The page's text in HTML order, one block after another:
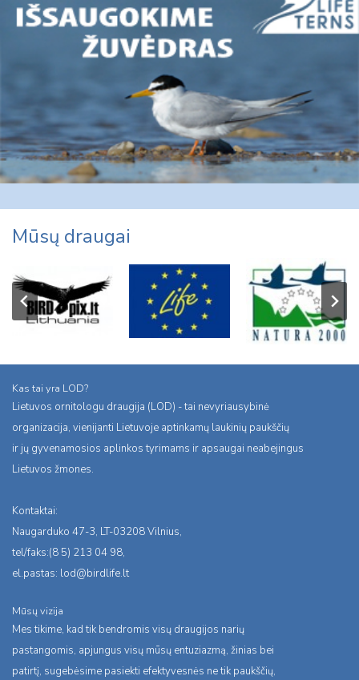
Mūsų draugai
Kas tai yra LOD?
Lietuvos ornitologu draugija (LOD) - tai nevyriausybinė
organizacija, vienijanti Lietuvoje aptinkamų laukinių paukščių
ir jų gyvenamosios aplinkos tyrimams ir apsaugai neabejingus
Lietuvos žmones.
Kontaktai:
Naugarduko 47-3, LT-03208 Vilnius,
tel/faks:(8 5) 213 04 98,
el.pastas: lod@birdlife.lt
Mūsų vizija
Mes tikime, kad tik bendromis visų draugijos narių
pastangomis, apjungus visų mūsų entuziazmą, žinias bei
patirtį, sugebėsime pasiekti efektyvesnės ne tik paukščių,